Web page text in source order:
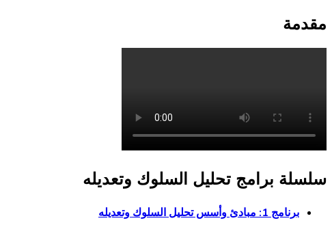
مقدمة
سلسلة برامج تحليل السلوك وتعديله
برنامج 1: مبادئ وأسس تحليل السلوك وتعديله